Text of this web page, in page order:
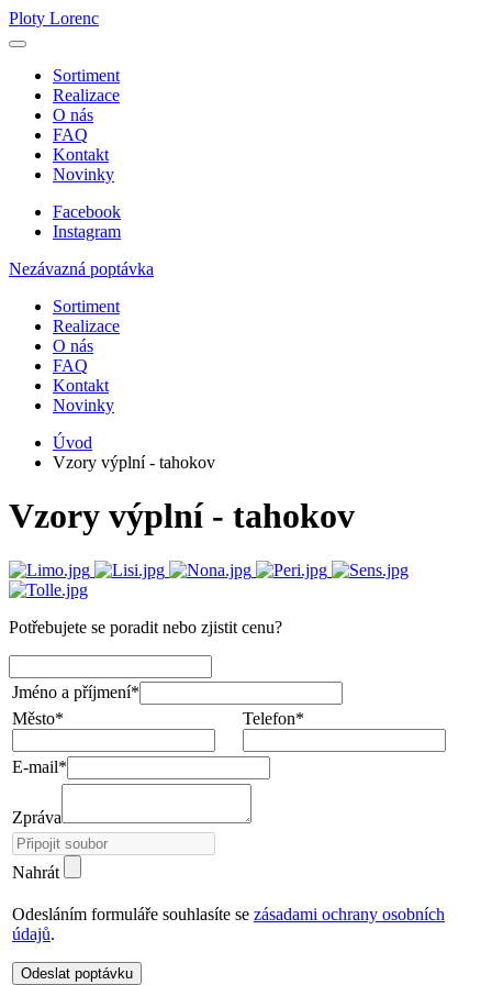
Ploty Lorenc
Sortiment
Realizace
O nás
FAQ
Kontakt
Novinky
Facebook
Instagram
Nezávazná poptávka
Sortiment
Realizace
O nás
FAQ
Kontakt
Novinky
Úvod
Vzory výplní - tahokov
Vzory výplní - tahokov
Potřebujete se poradit nebo zjistit cenu?
Jméno a příjmení*
Město*
Telefon*
E-mail*
Zpráva
Nahrát
Odesláním formuláře souhlasíte se zásadami ochrany osobních
údajů.
Odeslat poptávku